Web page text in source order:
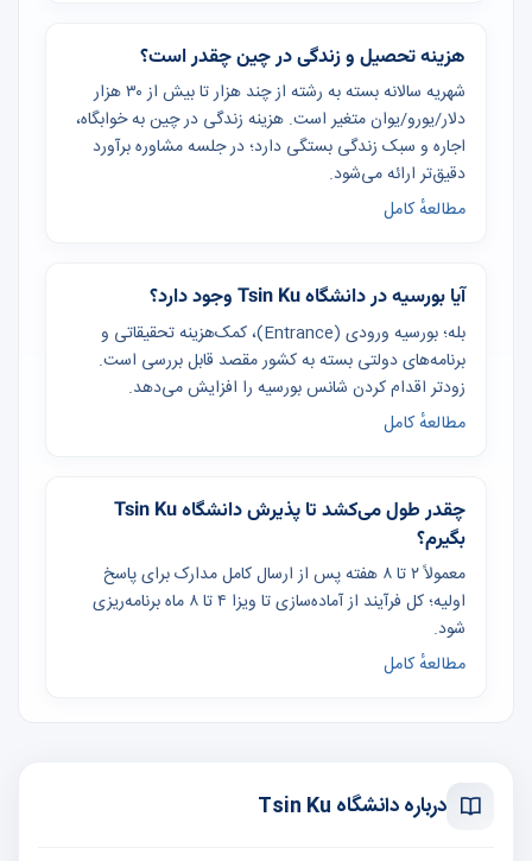
هزینه تحصیل و زندگی در چین چقدر است؟
شهریه سالانه بسته به رشته از چند هزار تا بیش از ۳۰ هزار
دلار/یورو/یوان متغیر است. هزینه زندگی در چین به خوابگاه،
اجاره و سبک زندگی بستگی دارد؛ در جلسه مشاوره برآورد
دقیق‌تر ارائه می‌شود.
مطالعهٔ کامل
آیا بورسیه در دانشگاه Tsin Ku وجود دارد؟
بله؛ بورسیه ورودی (Entrance)، کمک‌هزینه تحقیقاتی و
برنامه‌های دولتی بسته به کشور مقصد قابل بررسی است.
زودتر اقدام کردن شانس بورسیه را افزایش می‌دهد.
مطالعهٔ کامل
چقدر طول می‌کشد تا پذیرش دانشگاه Tsin Ku
بگیرم؟
معمولاً ۲ تا ۸ هفته پس از ارسال کامل مدارک برای پاسخ
اولیه؛ کل فرآیند از آماده‌سازی تا ویزا ۴ تا ۸ ماه برنامه‌ریزی
شود.
مطالعهٔ کامل
درباره دانشگاه Tsin Ku